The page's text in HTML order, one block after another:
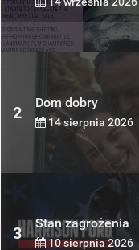
2
Dom dobry
14 sierpnia 2026
3
Stan zagrożenia
10 sierpnia 2026